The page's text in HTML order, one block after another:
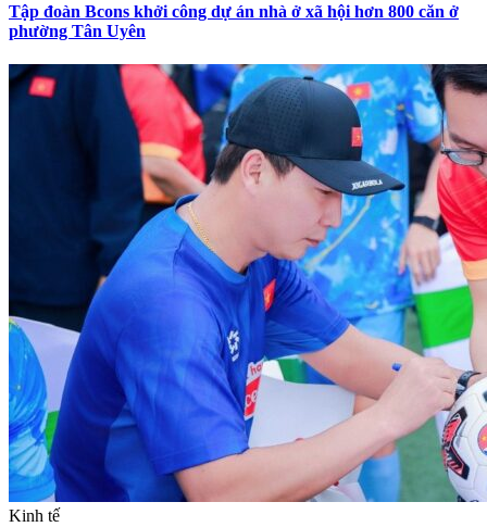
Tập đoàn Bcons khởi công dự án nhà ở xã hội hơn 800 căn ở
phường Tân Uyên
Kinh tế